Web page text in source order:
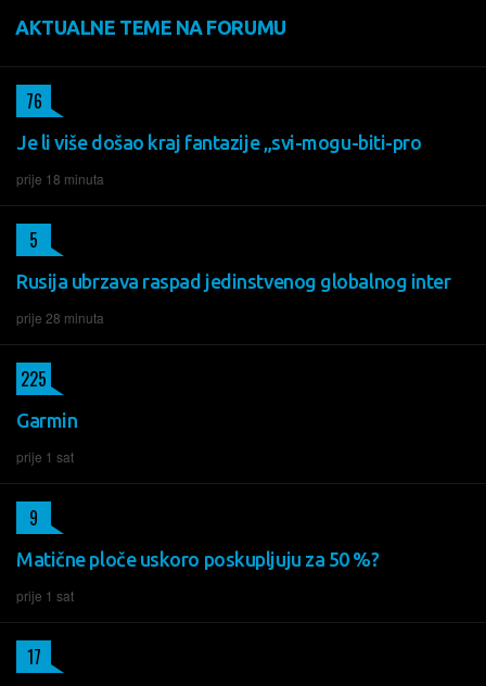
AKTUALNE TEME NA FORUMU
Je li više došao kraj fantazije „svi-mogu-biti-pro
prije 18 minuta
76
Rusija ubrzava raspad jedinstvenog globalnog inter
prije 28 minuta
5
Garmin
prije 1 sat
225
Matične ploče uskoro poskupljuju za 50 %?
prije 1 sat
9
17